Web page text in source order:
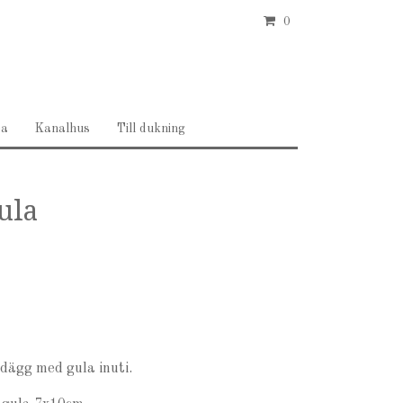
0
Kanalhus Till dukning
med gula inuti.